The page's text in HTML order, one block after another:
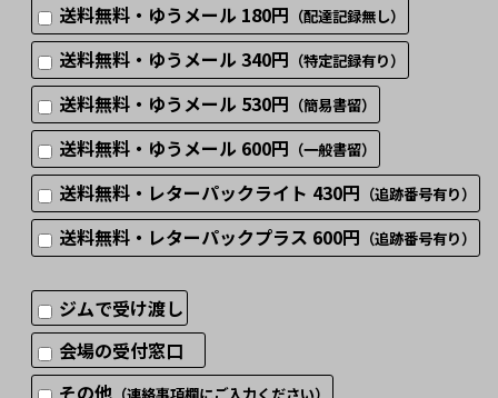
送料無料・ゆうメール 180円 （配達記録無し）
送料無料・ゆうメール 340円 （特定記録有り）
送料無料・ゆうメール 530円 （簡易書留）
送料無料・ゆうメール 600円 （一般書留）
送料無料・レターパックライト 430円 （追跡番号有り）
送料無料・レターパックプラス 600円 （追跡番号有り）
ジムで受け渡し
会場の受付窓口